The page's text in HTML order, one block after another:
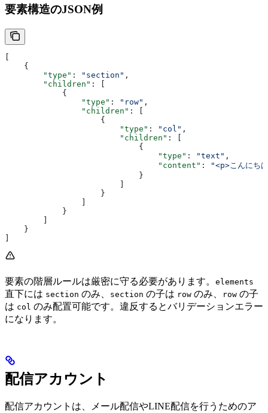
要素構造のJSON例
[
    {
        "type"
: "section" ,
        "children"
: [
            {
                "type"
: "row" ,
                "children"
: [
                    {
                        "type"
: "col" ,
                        "children"
: [
                            {
                                "type"
: "text" ,
                                "content"
:
"<p>こんにち
                            }
                        ]
                    }
                ]
            }
        ]
    }
]
要素の階層ルールは厳密に守る必要があります。 elements
直下には section のみ、 section の子は row のみ、 row の子
は col のみ配置可能です。違反するとバリデーションエラー
になります。
配信アカウント
配信アカウントは、メール配信やLINE配信を行うためのア